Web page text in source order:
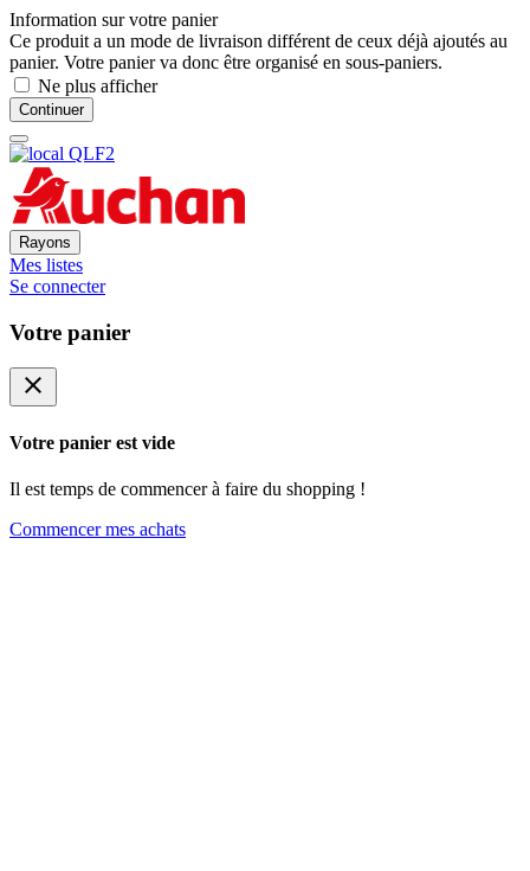
Information sur votre panier
Ce produit a un mode de livraison différent de ceux déjà ajoutés au
panier. Votre panier va donc être organisé en sous-paniers.
Ne plus afficher
Continuer
Rayons
Mes listes
Se connecter
Votre panier
close
Votre panier est vide
Il est temps de commencer à faire du shopping !
Commencer mes achats